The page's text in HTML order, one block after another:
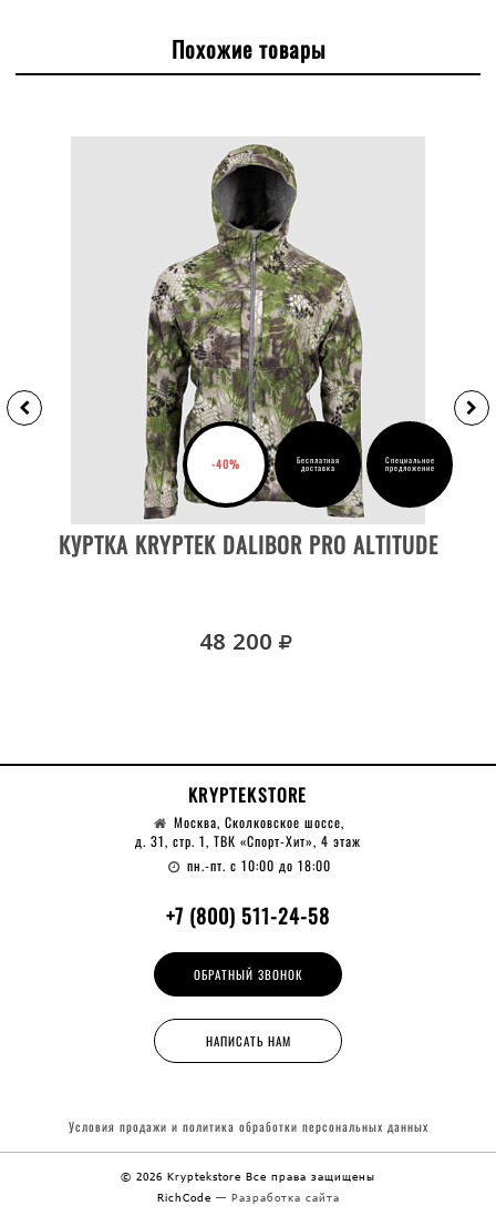
Похожие товары
ВЫБРАТЬ РАЗМЕР
-40% Бесплатная
доставка
Специальное
предложение
КУРТКА KRYPTEK DALIBOR PRO ALTITUDE
48 200
KRYPTEKSTORE
Москва, Сколковское шоссе,
д. 31, стр. 1, ТВК «Спорт-Хит», 4 этаж
пн.-пт. с 10:00 до 18:00
+7 (800) 511-24-58
ОБРАТНЫЙ ЗВОНОК
НАПИСАТЬ НАМ
Условия продажи и политика обработки персональных данных
© 2026 Kryptekstore Все права защищены
RichCode — Разработка сайта